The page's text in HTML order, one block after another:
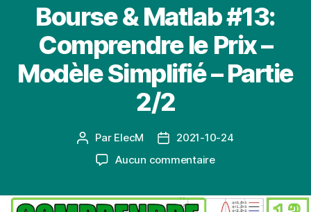
Bourse & Matlab #13:
Comprendre le Prix –
Modèle Simplifié – Partie
2/2
Auteur
l’article
Par ElecM
Date2021-10-24
Aucun commentairesur
Matlab